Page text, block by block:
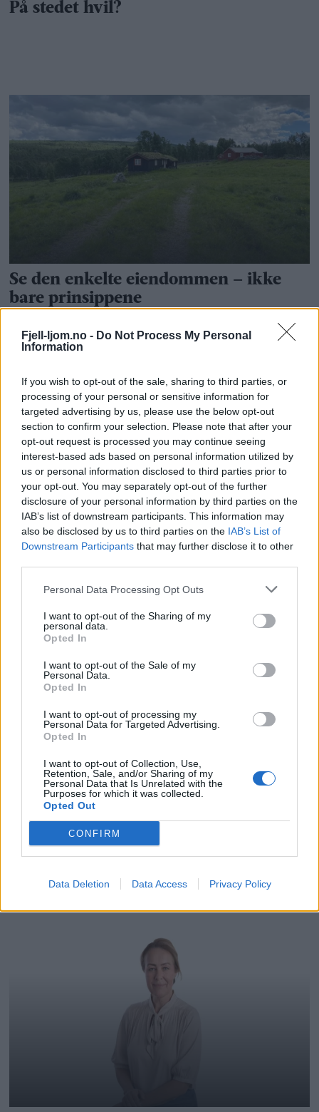
Fjell-ljom.no - Do Not Process My Personal
Information
If you wish to opt-out of the sale, sharing to third parties, or
processing of your personal or sensitive information for
targeted advertising by us, please use the below opt-out
section to confirm your selection. Please note that after your
opt-out request is processed you may continue seeing
interest-based ads based on personal information utilized by
us or personal information disclosed to third parties prior to
your opt-out. You may separately opt-out of the further
disclosure of your personal information by third parties on the
IAB’s list of downstream participants. This information may
also be disclosed by us to third parties on the IAB’s List of
Downstream Participants that may further disclose it to other
Personal Data Processing Opt Outs
I want to opt-out of the Sharing of my
personal data.
Opted In
I want to opt-out of the Sale of my
Personal Data.
Opted In
I want to opt-out of processing my
Personal Data for Targeted Advertising.
Opted In
I want to opt-out of Collection, Use,
Retention, Sale, and/or Sharing of my
Personal Data that Is Unrelated with the
Purposes for which it was collected.
Opted Out
CONFIRM
Data Deletion Data Access Privacy Policy